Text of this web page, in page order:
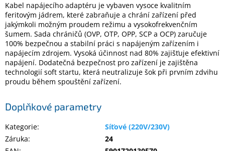
%
Black
Friday
VÝPRODEJ
Akční
zboží
TONERY
A
OEM
Sestavy
Kabel napájecího adaptéru je vybaven vysoce kvalitním
feritovým jádrem, které zabraňuje a chrání zařízení před
jakýmkoli možným proudem režimu a vysokofrekvenčním
šumem. Sada chráničů (OVP, OTP, OPP, SCP a OCP) zaručuje
100% bezpečnou a stabilní práci s napájeným zařízením i
napájecím zdrojem. Vysoká účinnost nad 80% zajišťuje efektivní
napájení. Dodatečná bezpečnost pro zařízení je zajištěna
technologií soft startu, která neutralizuje šok při prvním zdvihu
proudu během spouštění zařízení.
Doplňkové parametry
Kategorie:
Síťové (220V/230V)
Záruka:
24